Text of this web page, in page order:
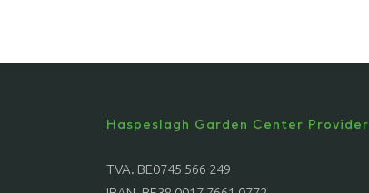
Haspeslagh Garden Center Provider
TVA. BE0745 566 249